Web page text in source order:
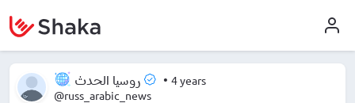
روسيا الحدث • 4 years
@russ_arabic_news